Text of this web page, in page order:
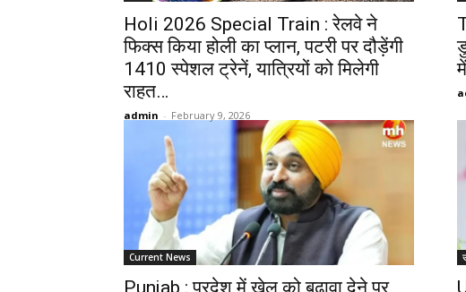
Holi 2026 Special Train : रेलवे ने
फिक्स किया होली का प्लान, पटरी पर दौड़ेंगी
1410 स्पेशल ट्रेनें, यात्रियों को मिलेगी
राहत…
admin - February 9, 2026
Current News
Punjab : प्रदेश में खेल को बढ़ावा देने पर